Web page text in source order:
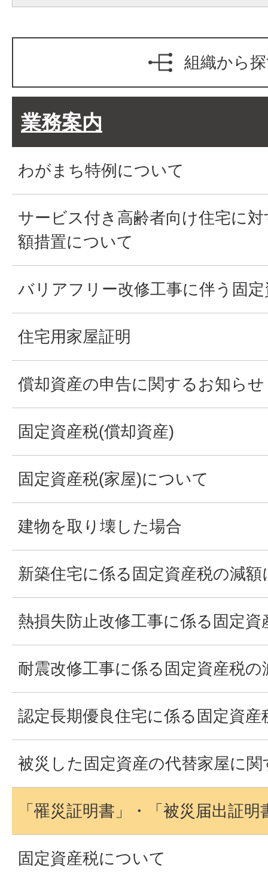
組織から
業務案内
わがまち特例について
サービス付き高齢者向け住宅に
額措置について
バリアフリー改修工事に伴う固
住宅用家屋証明
償却資産の申告に関するお知らせ
固定資産税(償却資産)
固定資産税(家屋)について
建物を取り壊した場合
新築住宅に係る固定資産税の減
熱損失防止改修工事に係る固定資
耐震改修工事に係る固定資産税の
認定長期優良住宅に係る固定資
被災した固定資産の代替家屋に
「罹災証明書」・「被災届出証明
固定資産税について